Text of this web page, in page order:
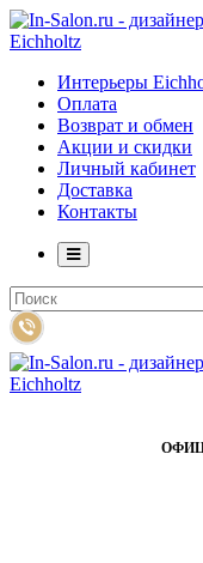
Интерьеры
Оплата
Возврат и обмен
Акции и скидки
Личный кабинет
Доставка
Контакты